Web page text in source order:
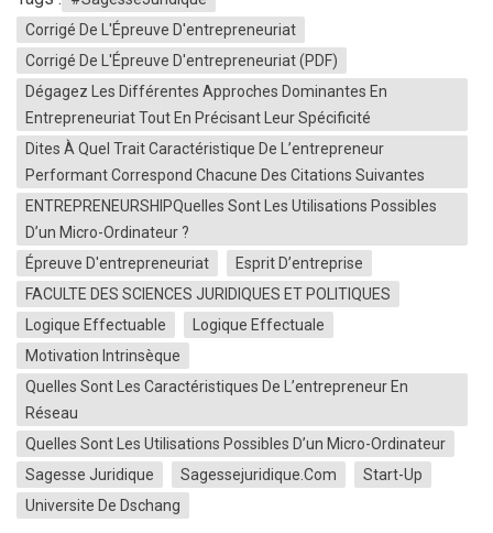
Corrigé De L'Épreuve D'entrepreneuriat
Corrigé De L'Épreuve D'entrepreneuriat (PDF)
Dégagez Les Différentes Approches Dominantes En
Entrepreneuriat Tout En Précisant Leur Spécificité
Dites À Quel Trait Caractéristique De L’entrepreneur
Performant Correspond Chacune Des Citations Suivantes
ENTREPRENEURSHIPQuelles Sont Les Utilisations Possibles
D’un Micro-Ordinateur ?
Épreuve D'entrepreneuriat
Esprit D’entreprise
FACULTE DES SCIENCES JURIDIQUES ET POLITIQUES
Logique Effectuable
Logique Effectuale
Motivation Intrinsèque
Quelles Sont Les Caractéristiques De L’entrepreneur En
Réseau
Quelles Sont Les Utilisations Possibles D’un Micro-Ordinateur
Sagesse Juridique
Sagessejuridique.com
Start-Up
Universite De Dschang